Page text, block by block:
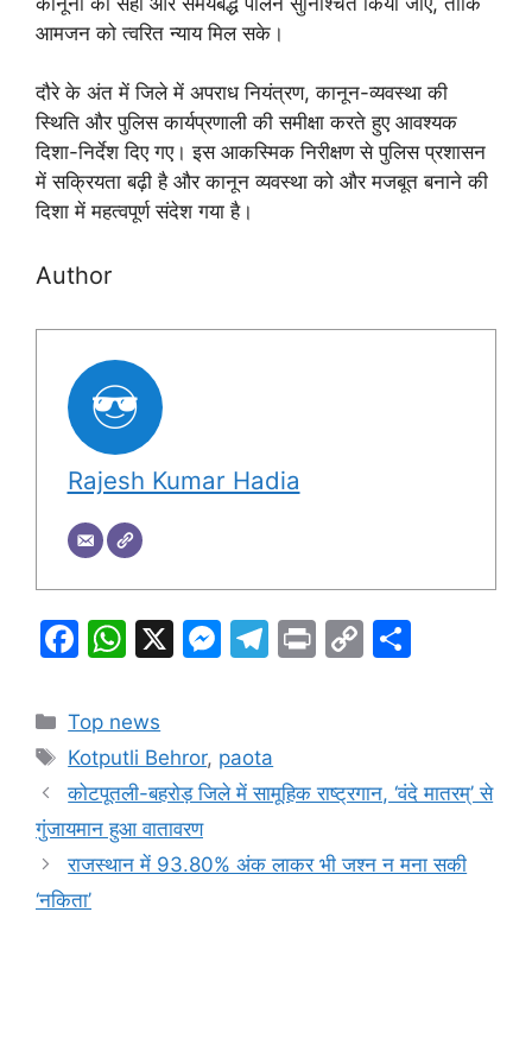
आमजन को त्वरित न्याय मिल सके।
दौरे के अंत में जिले में अपराध नियंत्रण, कानून-व्यवस्था की
स्थिति और पुलिस कार्यप्रणाली की समीक्षा करते हुए आवश्यक
दिशा-निर्देश दिए गए। इस आकस्मिक निरीक्षण से पुलिस प्रशासन
में सक्रियता बढ़ी है और कानून व्यवस्था को और मजबूत बनाने की
दिशा में महत्वपूर्ण संदेश गया है।
Author
Rajesh Kumar Hadia
F
c
e
b
o
o
k
W
at
s
A
p
p
X
M
s
e
g
T
gr
a
Pr C
Li
k
Categories
Top news
Tags
Kotputli Behror, paota
कोटपूतली-बहरोड़ जिले में सामूहिक राष्ट्रगान, ‘वंदे मातरम्’ से
गुंजायमान हुआ वातावरण
राजस्थान में 93.80% अंक लाकर भी जश्न न मना सकी
‘नकिता’